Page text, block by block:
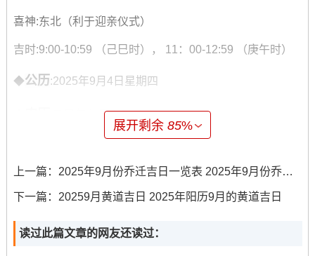
喜神:东北（利于迎亲仪式）
吉时:9:00-10:59 （己巳时）， 11：00-12:59 （庚午时）
◆公历:2025年9月4日星期四
:乙巳年七月十三日
宜
◆
展开剩余85%
上一篇： 2025年9月份乔迁吉日一览表 2025年9月份乔迁最好吉日
下一篇： 20259月黄道吉日 2025年阳历9月的黄道吉日
读过此篇文章的网友还读过：